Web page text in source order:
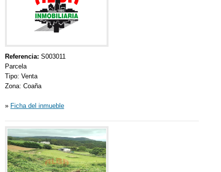
Referencia: S003011
Parcela
Tipo: Venta
Zona: Coaña
» Ficha del inmueble